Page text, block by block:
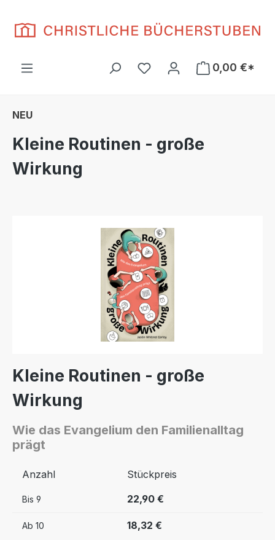
Du hast 0 Produkte auf
0,00 €*
NEU
Kleine Routinen - große
Wirkung
Kleine Routinen - große
Wirkung
Wie das Evangelium den Familienalltag
prägt
Anzahl Stückpreis
Bis 9 22,90 €
Ab 10 18,32 €